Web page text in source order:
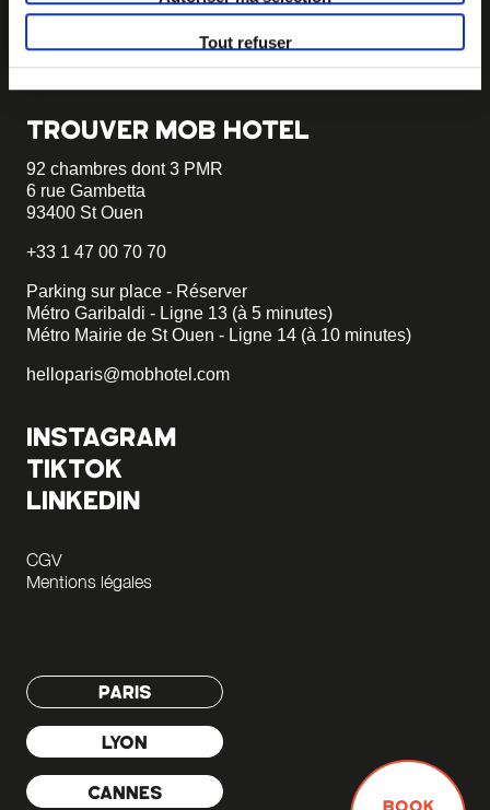
Tout refuser
à notre mouvement,écrivez-nous et racontez nous votre
becomemob@mobhotel.com
TROUVER MOB HOTEL
92 chambres dont 3 PMR
6 rue Gambetta
93400 St Ouen
+33 1 47 00 70 70
Parking sur place - Réserver
Métro Garibaldi - Ligne 13 (à 5 minutes)
Métro Mairie de St Ouen - Ligne 14 (à 10 minutes)
helloparis@mobhotel.com
INSTAGRAM
TIKTOK
LINKEDIN
CGV
Mentions légales
PARIS
LYON
CANNES